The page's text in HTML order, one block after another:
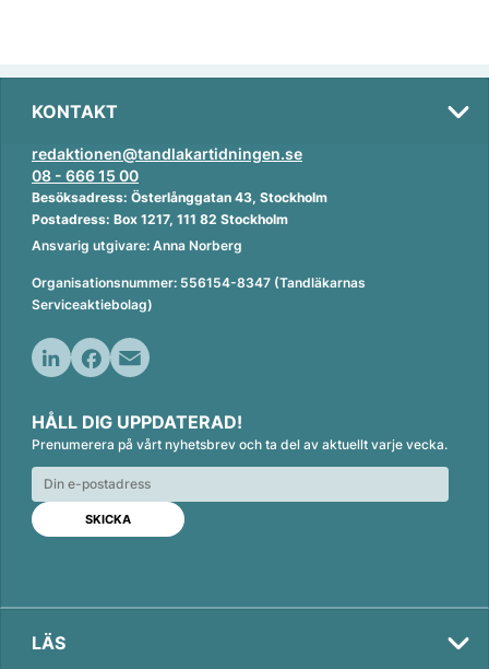
KONTAKT
redaktionen@tandlakartidningen.se
08 - 666 15 00
Besöksadress: Österlånggatan 43, Stockholm
Postadress: Box 1217, 111 82 Stockholm
Ansvarig utgivare: Anna Norberg
Organisationsnummer: 556154-8347 (Tandläkarnas
Serviceaktiebolag)
n
k
e
d
n
c
e
b
o
o
k
a
i
l
HÅLL DIG UPPDATERAD!
Prenumerera på vårt nyhetsbrev och ta del av aktuellt varje vecka.
LÄS